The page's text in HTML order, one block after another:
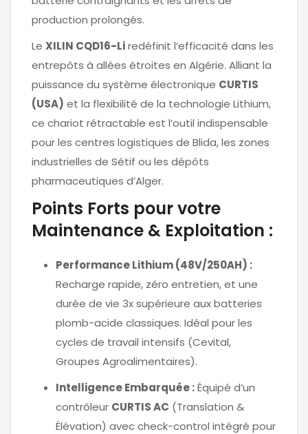
production prolongés.
Le XILIN CQD16-Liredéfinit l’efficacité dans les
entrepôts à allées étroites en Algérie. Alliant la
puissance du système électronique CURTIS
(USA) et la flexibilité de la technologie Lithium,
ce chariot rétractable est l’outil indispensable
pour les centres logistiques de Blida, les zones
industrielles de Sétif ou les dépôts
pharmaceutiques d’Alger.
Points Forts pour votre
Maintenance & Exploitation :
Performance Lithium (48V/250AH) :
Recharge rapide, zéro entretien, et une
durée de vie 3x supérieure aux batteries
plomb-acide classiques. Idéal pour les
cycles de travail intensifs (Cevital,
Groupes Agroalimentaires).
Intelligence Embarquée :Équipé d’un
contrôleur CURTIS AC (Translation &
Élévation) avec check-control intégré pour